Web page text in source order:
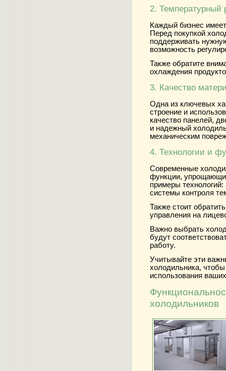
2. Температурный
Каждый бизнес
Перед покупкой
поддерживать
возможность
Также обратите
охлаждения
3. Качество
Одна из ключевых
строение и
качество панелей,
и надежный
механическим
4. Технологии и
Современные
функции,
примеры
системы контроля
Также стоит
управления на
Важно выбрать
будут
работу.
Учитывайте эти
холодильника,
использования
холодильников